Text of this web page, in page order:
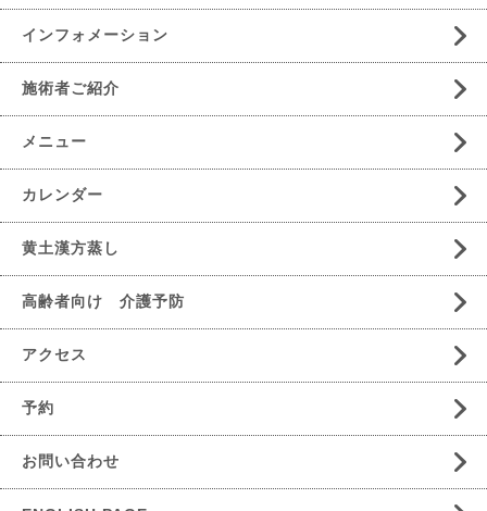
インフォメーション
施術者ご紹介
メニュー
カレンダー
黄土漢方蒸し
高齢者向け 介護予防
アクセス
予約
お問い合わせ